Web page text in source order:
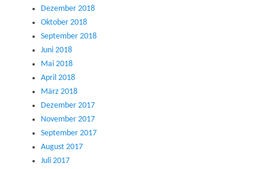
Dezember 2018
Oktober 2018
September 2018
Juni 2018
Mai 2018
April 2018
März 2018
Dezember 2017
November 2017
September 2017
August 2017
Juli 2017